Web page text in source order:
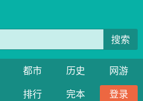
搜索
都市 历史
网游
排行 完本
登录